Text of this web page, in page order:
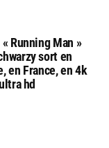
Running Man »
sort en
en France, en 4k
hd